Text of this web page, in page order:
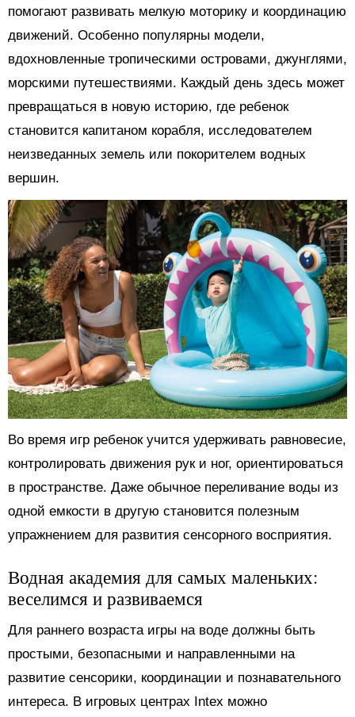
помогают развивать мелкую моторику и координацию
движений. Особенно популярны модели,
вдохновленные тропическими островами, джунглями,
морскими путешествиями. Каждый день здесь может
превращаться в новую историю, где ребенок
становится капитаном корабля, исследователем
неизведанных земель или покорителем водных
вершин.
Во время игр ребенок учится удерживать равновесие,
контролировать движения рук и ног, ориентироваться
в пространстве. Даже обычное переливание воды из
одной емкости в другую становится полезным
упражнением для развития сенсорного восприятия.
Водная академия для самых маленьких:
веселимся и развиваемся
Для раннего возраста игры на воде должны быть
простыми, безопасными и направленными на
развитие сенсорики, координации и познавательного
интереса. В игровых центрах Intex можно